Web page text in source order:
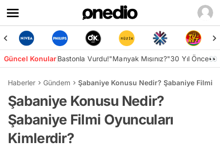
Güncel KonularBastonla Vurdu!"Manyak Mısınız?"30 Yıl Önce👀
Haberler Gündem Şabaniye Konusu Nedir? Şabaniye Filmi
Şabaniye Konusu Nedir?
Şabaniye Filmi Oyuncuları
Kimlerdir?